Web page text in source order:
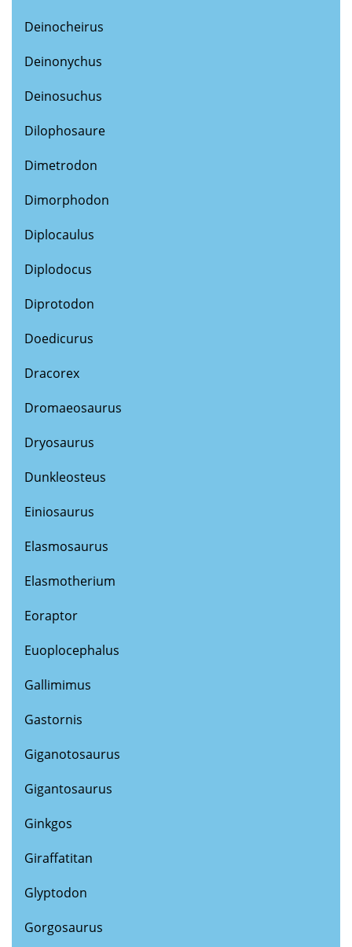
Deinocheirus
Deinonychus
Deinosuchus
Dilophosaure
Dimetrodon
Dimorphodon
Diplocaulus
Diplodocus
Diprotodon
Doedicurus
Dracorex
Dromaeosaurus
Dryosaurus
Dunkleosteus
Einiosaurus
Elasmosaurus
Elasmotherium
Eoraptor
Euoplocephalus
Gallimimus
Gastornis
Giganotosaurus
Gigantosaurus
Ginkgos
Giraffatitan
Glyptodon
Gorgosaurus